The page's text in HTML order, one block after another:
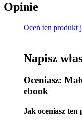
Opinie
Oceń ten produkt
Napisz
Oceniasz:
ebook
Jak oceniasz ten